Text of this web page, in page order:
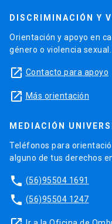
DISCRIMINACIÓN Y
Orientación y apoyo en
género o violencia sexual.
launch Contacto para apoyo
launch Más orientación
MEDIACIÓN
Teléfonos para
alguno de tus derechos
phone (56)95504 1691
phone (56)95504 1247